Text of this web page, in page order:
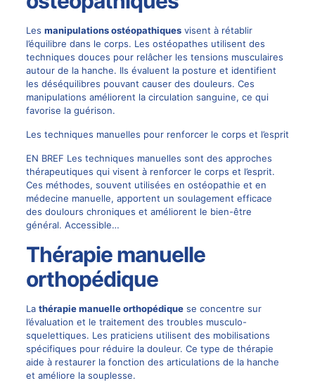
Les manipulations ostéopathiquesvisent à rétablir
l’équilibre dans le corps. Les ostéopathes utilisent des
techniques douces pour relâcher les tensions musculaires
autour de la hanche. Ils évaluent la posture et identifient
les déséquilibres pouvant causer des douleurs. Ces
manipulations améliorent la circulation sanguine, ce qui
favorise la guérison.
Les techniques manuelles pour renforcer le corps et l’esprit
EN BREF Les techniques manuelles sont des approches
thérapeutiques qui visent à renforcer le corps et l’esprit.
Ces méthodes, souvent utilisées en ostéopathie et en
médecine manuelle, apportent un soulagement efficace
des doulours chroniques et améliorent le bien-être
général. Accessible…
Thérapie manuelle
orthopédique
La thérapie manuelle orthopédiquese concentre sur
l’évaluation et le traitement des troubles musculo-
squelettiques. Les praticiens utilisent des mobilisations
spécifiques pour réduire la douleur. Ce type de thérapie
aide à restaurer la fonction des articulations de la hanche
et améliore la souplesse.